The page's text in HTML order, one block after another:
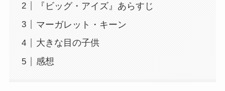
『ビッグ・アイズ』あらすじ
マーガレット・キーン
大きな目の子供
感想